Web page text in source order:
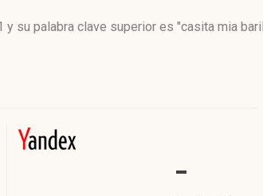
y su palabra clave superior es "casita mia
-